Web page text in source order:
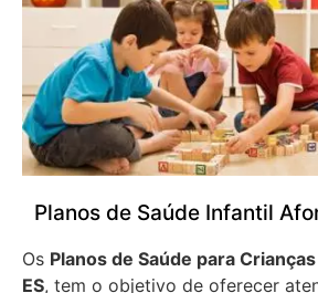
Planos de Saúde Infantil
Os Planos de Saúde para
ES, tem o objetivo de oferecer